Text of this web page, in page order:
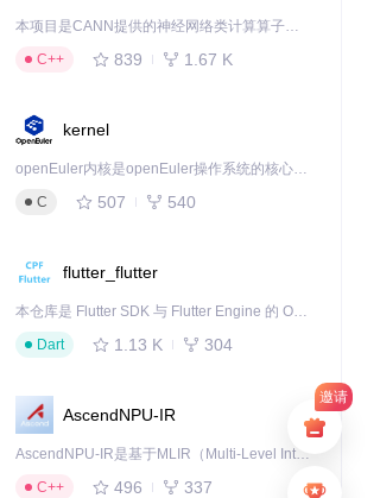
邀请
本项目是CANN提供的神经网络类计算算子库，实现网络在NPU上加速计算。
C++
839 1.67 K
kernel
openEuler内核是openEuler操作系统的核心，既是系统性能与稳定性的基石，也是连接处理器、设备与服务的桥梁。
C
507 540
flutter_flutter
本仓库是 Flutter SDK 与 Flutter Engine 的 OpenHarmony 适配版本，由 CPF-Flutter 团队维护。开发者可使用熟悉的 Flutter 技术栈开发 OpenHarmony 应用，3.35.7 及以后的适配版本可基于本仓库源码构建支持 OpenHarmony 的 Flutter Engine。
Dart
1.13 K 304
AscendNPU-IR
AscendNPU-IR是基于MLIR（Multi-Level Intermediate Representation）构建的，面向昇腾亲和算子编译时使用的中间表示，提供昇腾完备表达能力，通过编译优化提升昇腾AI处理器计算效率，支持通过生态框架使能昇腾AI处理器与深度调优
C++
496 337